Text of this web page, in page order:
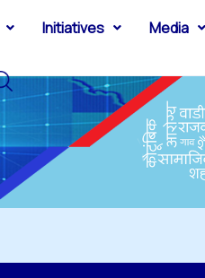
Initiatives Media